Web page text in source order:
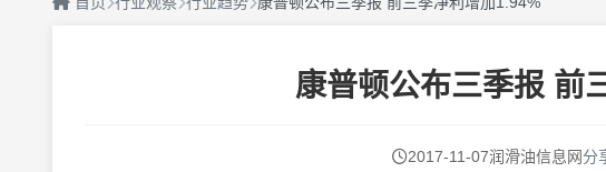
康普顿公布三季报 前
2017-11-07润滑油信息网分